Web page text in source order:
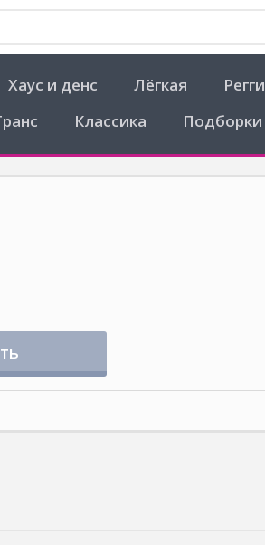
Хаус и денс Лёгкая Регги
Классика Подборки